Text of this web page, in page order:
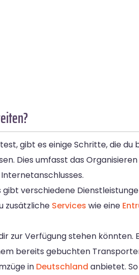
gibt es einige Schritte, die
Dies umfasst das
gibt verschiedene
zusätzliche Services wie eine
zur Verfügung stehen könnten.
bereits gebuchten
in Deutschland anbietet.